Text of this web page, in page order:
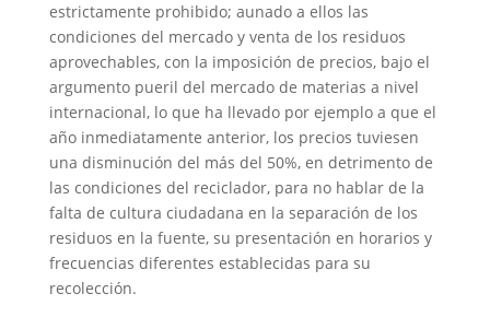
estrictamente prohibido; aunado a ellos las
condiciones del mercado y venta de los residuos
aprovechables, con la imposición de precios, bajo el
argumento pueril del mercado de materias a nivel
internacional, lo que ha llevado por ejemplo a que el
año inmediatamente anterior, los precios tuviesen
una disminución del más del 50%, en detrimento de
las condiciones del reciclador, para no hablar de la
falta de cultura ciudadana en la separación de los
residuos en la fuente, su presentación en horarios y
frecuencias diferentes establecidas para su
recolección.